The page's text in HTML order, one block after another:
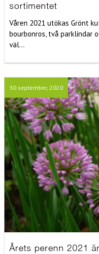
sortimentet
Våren 2021 utökas Grönt
bourbonros, två parklindar
väl...
30 september, 2020
Årets perenn 2021